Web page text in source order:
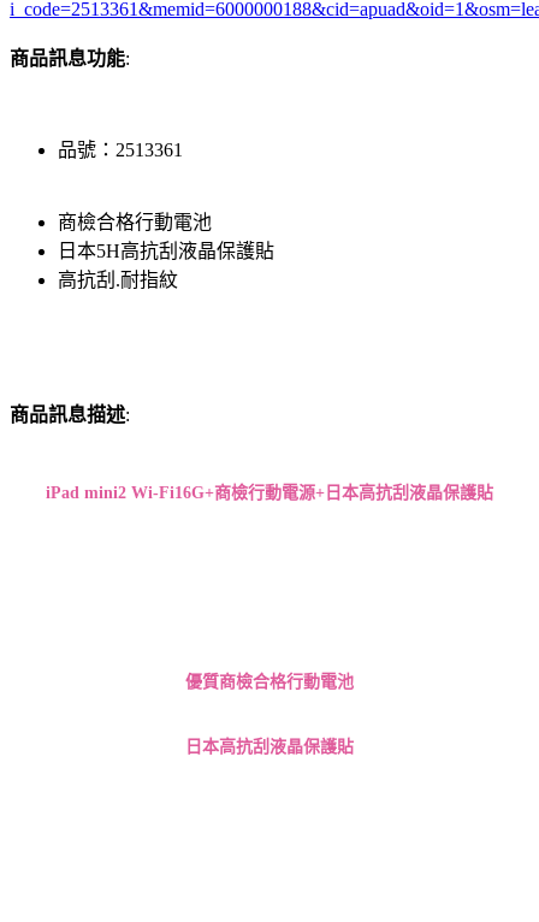
商品訊息功能:
品號：2513361
商檢合格行動電池
日本5H高抗刮液晶保護貼
高抗刮.耐指紋
商品訊息描述:
iPad mini2 Wi-Fi16G+商檢行動電源+日本高抗刮液晶保護貼
優質商檢合格行動電池
日本高抗刮液晶保護貼